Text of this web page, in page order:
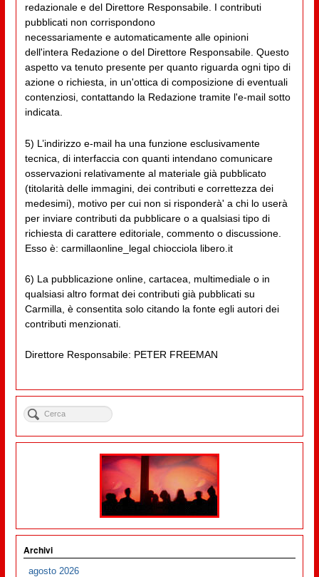
redazionale e del Direttore Responsabile. I contributi
pubblicati non corrispondono
necessariamente e automaticamente alle opinioni
dell'intera Redazione o del Direttore Responsabile. Questo
aspetto va tenuto presente per quanto riguarda ogni tipo di
azione o richiesta, in un'ottica di composizione di eventuali
contenziosi, contattando la Redazione tramite l'e-mail sotto
indicata.
5) L’indirizzo e-mail ha una funzione esclusivamente
tecnica, di interfaccia con quanti intendano comunicare
osservazioni relativamente al materiale già pubblicato
(titolarità delle immagini, dei contributi e correttezza dei
medesimi), motivo per cui non si risponderà' a chi lo userà
per inviare contributi da pubblicare o a qualsiasi tipo di
richiesta di carattere editoriale, commento o discussione.
Esso è: carmillaonline_legal chiocciola libero.it
6) La pubblicazione online, cartacea, multimediale o in
qualsiasi altro format dei contributi già pubblicati su
Carmilla, è consentita solo citando la fonte egli autori dei
contributi menzionati.
Direttore Responsabile: PETER FREEMAN
Archivi
agosto 2026